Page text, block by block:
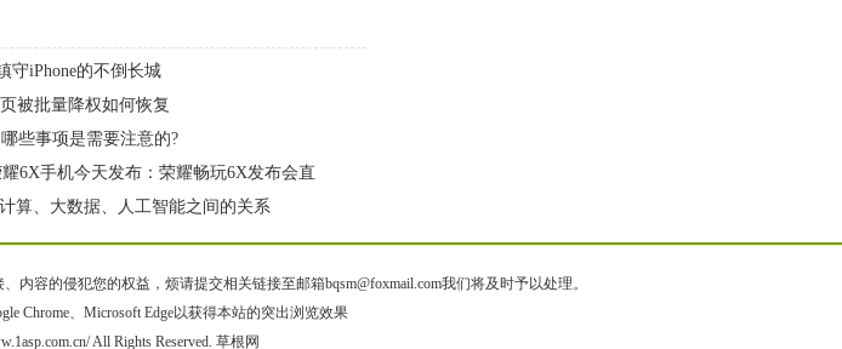
守iPhone的不倒长城
被批量降权如何恢复
些事项是需要注意的?
6X手机今天发布：荣耀畅玩6X发布会直
算、大数据、人工智能之间的关系
容的侵犯您的权益，烦请提交相关链接至邮箱bqsm@foxmail.com我们将及时予以处理。
Chrome、Microsoft Edge以获得本站的突出浏览效果
All Rights Reserved. 草根网